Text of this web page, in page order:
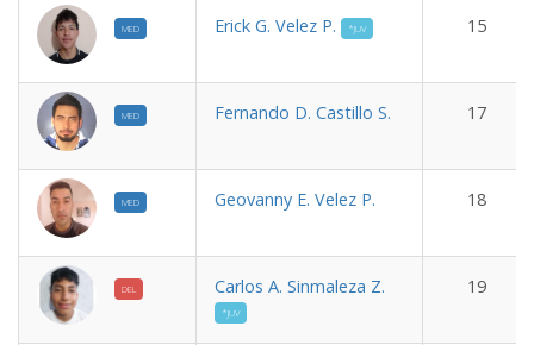
MED Erick G. Velez P. *JUV 15
MED Fernando D. Castillo S. 17
MED Geovanny E. Velez P. 18
DEL Carlos A. Sinmaleza Z.
*JUV
19